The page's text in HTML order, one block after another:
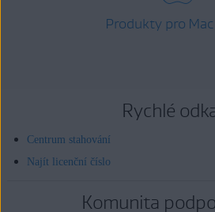
Produkty pro Mac
Rychlé
Centrum stahování
Najít licenční číslo
Komunita